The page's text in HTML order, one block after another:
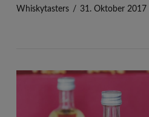
Whiskytasters
31. Oktober 2017